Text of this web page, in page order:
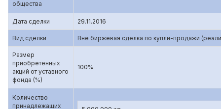
общества
Дата сделки 29.11.2016
Вид сделки Вне биржевая сделка по купли-продажи
Размер
приобретенных
акций от уставного
фонда (%)
100%
Количество
принадлежащих